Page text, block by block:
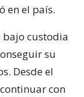
en el país.
bajo custodia
su
Desde el
con